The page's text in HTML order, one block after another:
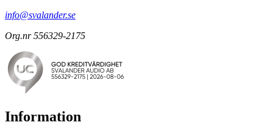
info@svalander.se
Org.nr 556329-2175
Information